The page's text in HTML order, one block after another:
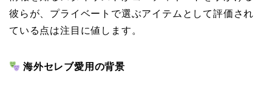
彼らが、プライベートで選ぶアイテムとして評価され
ている点は注目に値します。
海外セレブ愛用の背景